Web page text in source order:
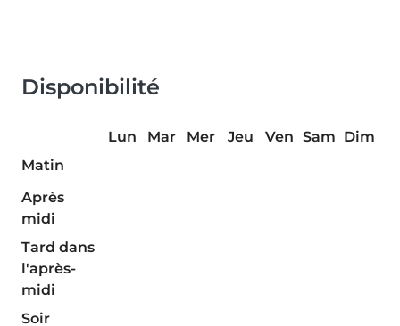
Disponibilité
Lun Mar Mer Jeu Ven Sam Dim
Matin
Après
midi
Tard dans
l'après-
midi
Soir